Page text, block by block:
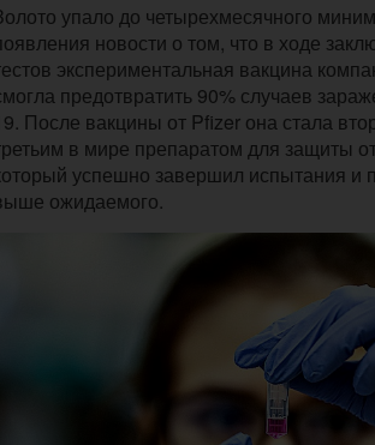
упало до четырехмесячного
новости о том, что в ходе
экспериментальная вакцина
предотвратить 90% случаев
После вакцины от Pfizer она стала
в мире препаратом для защиты
успешно завершил испытания и
ожидаемого.